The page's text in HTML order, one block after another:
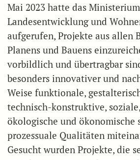
Mai 2023 hatte das
Landesentwicklung und
aufgerufen, Projekte aus allen
Planens und Bauens
vorbildlich und übertragbar
besonders innovativer und
Weise funktionale,
technisch-konstruktive,
ökologische und ökonomische
prozessuale Qualitäten
Gesucht wurden Projekte, die